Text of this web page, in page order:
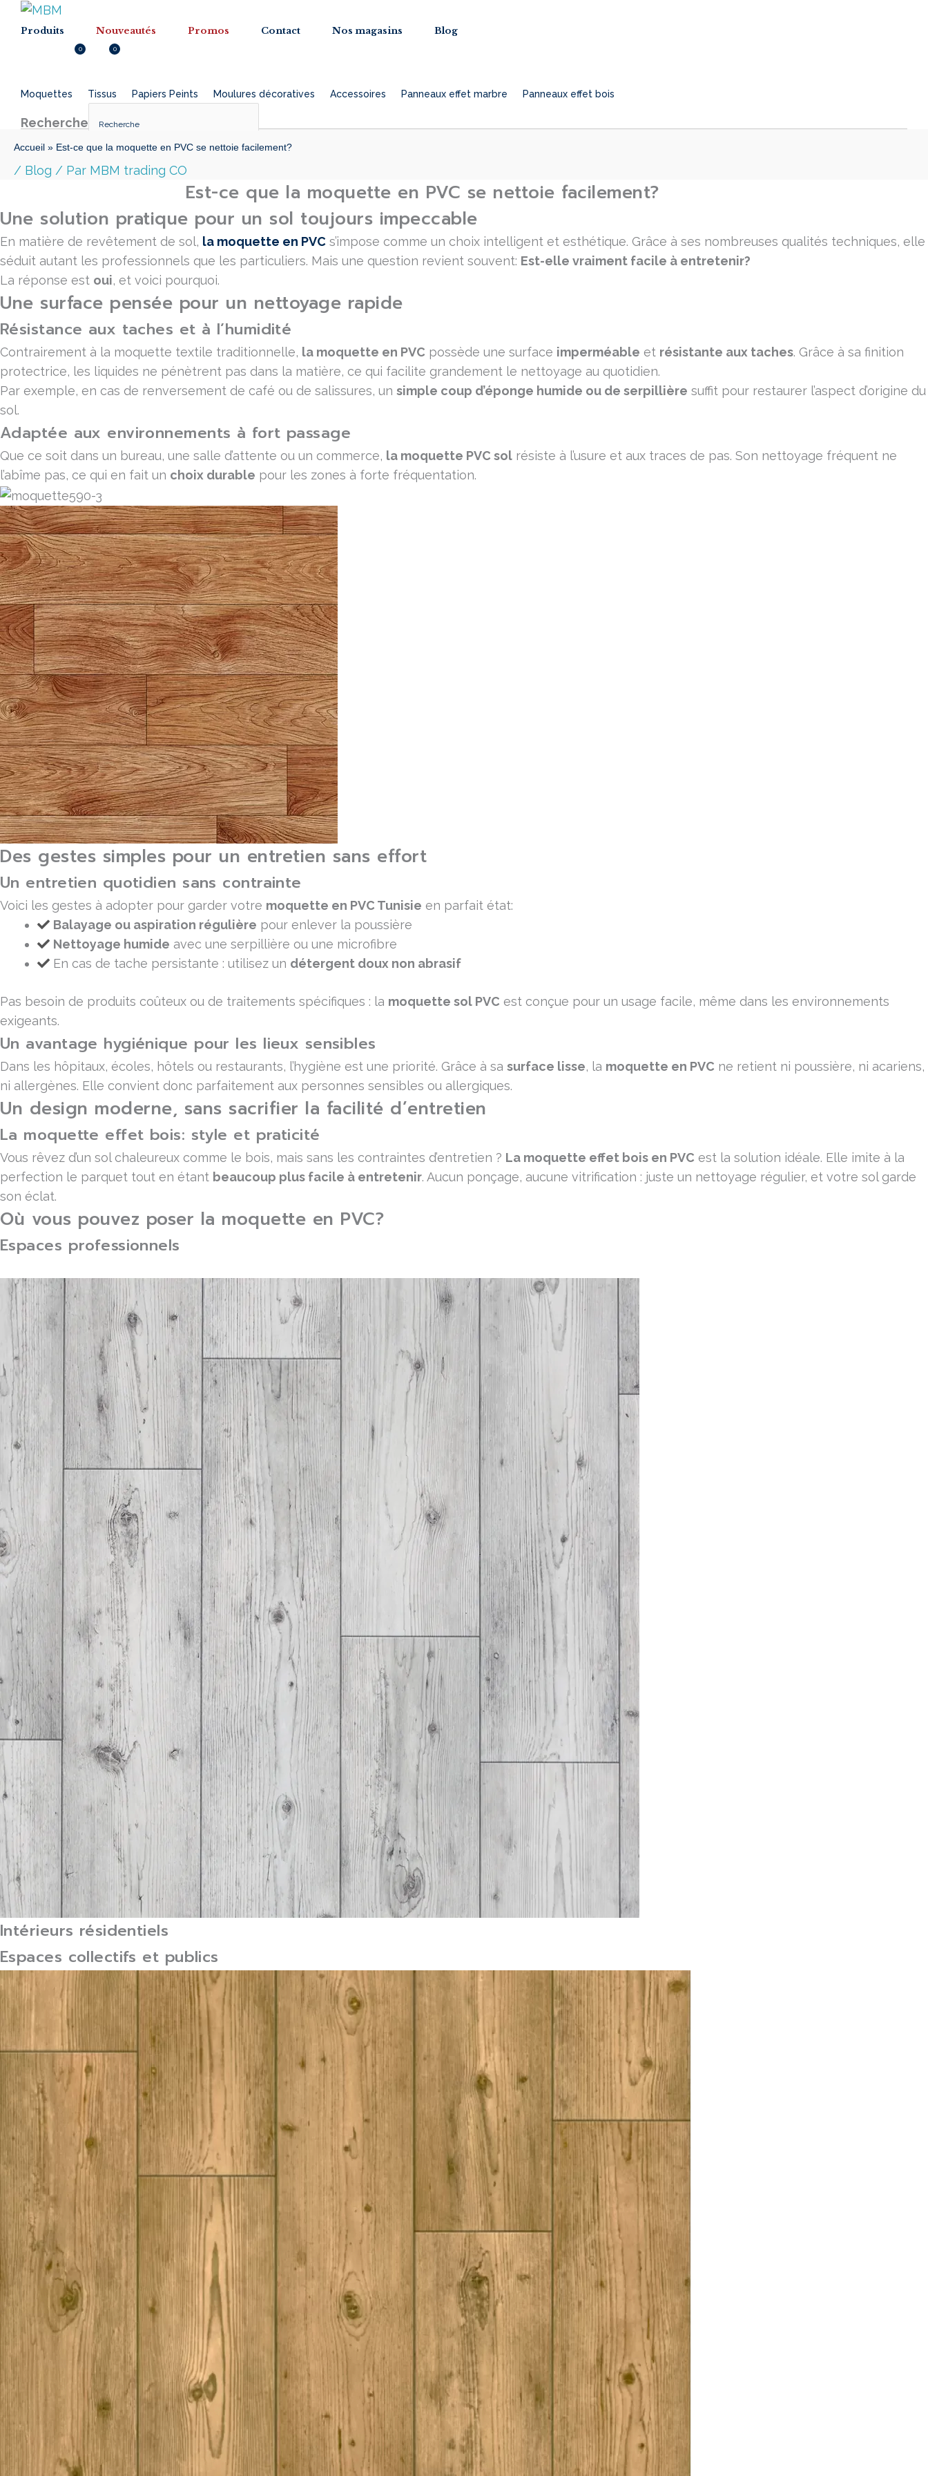
Produits Nouveautés Promos Contact Nos magasins Blog
Inscription
0 0
0.000
Moquettes Tissus Papiers Peints Moulures décoratives Accessoires Panneaux effet marbre Panneaux effet bois
Recherche
×
Accueil » Est-ce que la moquette en PVC se nettoie facilement?
/ Blog / Par MBM trading CO
Est-ce que la moquette en PVC se nettoie facilement?
Une solution pratique pour un sol toujours impeccable
En matière de revêtement de sol, la moquette en PVC s’impose comme un choix intelligent et esthétique. Grâce à ses nombreuses qualités techniques, elle
séduit autant les professionnels que les particuliers. Mais une question revient souvent: Est-elle vraiment facile à entretenir?
La réponse est oui, et voici pourquoi.
Une surface pensée pour un nettoyage rapide
Résistance aux taches et à l’humidité
Contrairement à la moquette textile traditionnelle, la moquette en PVC possède une surface imperméable et résistante aux taches. Grâce à sa finition
protectrice, les liquides ne pénètrent pas dans la matière, ce qui facilite grandement le nettoyage au quotidien.
Par exemple, en cas de renversement de café ou de salissures, un simple coup d’éponge humide ou de serpillière suffit pour restaurer l’aspect d’origine du
sol.
Adaptée aux environnements à fort passage
Que ce soit dans un bureau, une salle d’attente ou un commerce, la moquette PVC sol résiste à l’usure et aux traces de pas. Son nettoyage fréquent ne
l’abîme pas, ce qui en fait un choix durable pour les zones à forte fréquentation.
Des gestes simples pour un entretien sans effort
Un entretien quotidien sans contrainte
Voici les gestes à adopter pour garder votre moquette en PVC Tunisie en parfait état:
Balayage ou aspiration régulière pour enlever la poussière
Nettoyage humide avec une serpillière ou une microfibre
En cas de tache persistante : utilisez un détergent doux non abrasif
Pas besoin de produits coûteux ou de traitements spécifiques : la moquette sol PVC est conçue pour un usage facile, même dans les environnements
exigeants.
Un avantage hygiénique pour les lieux sensibles
Dans les hôpitaux, écoles, hôtels ou restaurants, l’hygiène est une priorité. Grâce à sa surface lisse, la moquette en PVC ne retient ni poussière, ni acariens,
ni allergènes. Elle convient donc parfaitement aux personnes sensibles ou allergiques.
Un design moderne, sans sacrifier la facilité d’entretien
La moquette effet bois: style et praticité
Vous rêvez d’un sol chaleureux comme le bois, mais sans les contraintes d’entretien ? La moquette effet bois en PVC est la solution idéale. Elle imite à la
perfection le parquet tout en étant beaucoup plus facile à entretenir. Aucun ponçage, aucune vitrification : juste un nettoyage régulier, et votre sol garde
son éclat.
Où vous pouvez poser la moquette en PVC?
Espaces professionnels
Intérieurs résidentiels
Espaces collectifs et publics
Menu
Menu